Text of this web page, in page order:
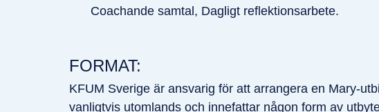
Coachande samtal, Dagligt reflektionsarbete.
FORMAT:
KFUM Sverige är ansvarig för att arrangera en Mary-
vanligtvis utomlands och innefattar någon form av